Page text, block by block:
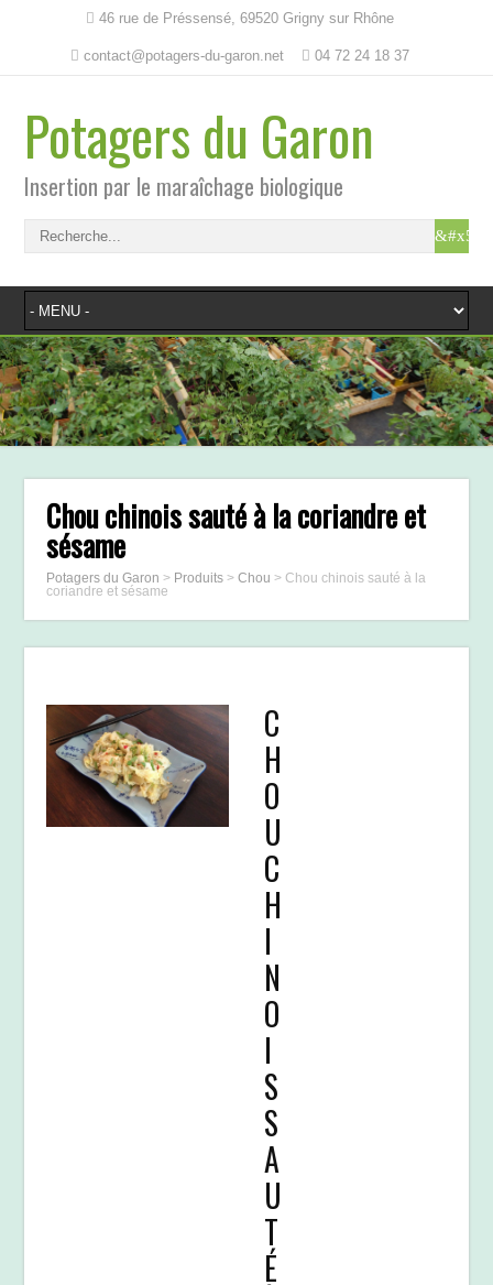
46 rue de Préssensé, 69520 Grigny sur Rhône
contact@potagers-du-garon.net 04 72 24 18 37
Potagers du Garon
Insertion par le maraîchage biologique
Chou chinois sauté à la coriandre et
sésame
Potagers du Garon > Produits >Chou >Chou chinois sauté à la
coriandre et sésame
C
H
O
U
C
H
I
N
O
I
S
S
A
U
T
É